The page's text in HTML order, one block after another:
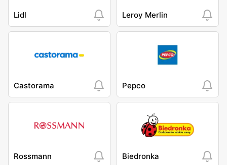
Lidl Leroy Merlin
Castorama Pepco
Rossmann Biedronka